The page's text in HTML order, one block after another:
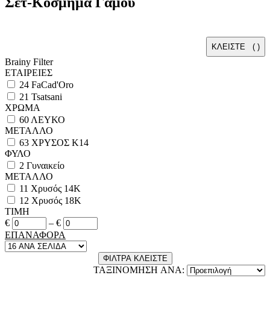
ΚΛΕΙΣΤΕ ( )
Brainy Filter
ΕΤΑΙΡΕΙΕΣ
24 FaCad'Oro
21 Tsatsani
ΧΡΩΜΑ
60 ΛΕΥΚΟ
ΜΕΤΑΛΛΟ
63 ΧΡΥΣΟΣ Κ14
ΦΥΛΟ
2 Γυναικείο
ΜΕΤΑΛΛΟ
11 Χρυσός 14Κ
12 Χρυσός 18Κ
ΤΙΜΗ
€
– €
ΕΠΑΝΑΦΟΡΑ
ΦΙΛΤΡΑ ΚΛΕΙΣΤΕ
ΤΑΞΙΝΟΜΗΣΗ ANA: